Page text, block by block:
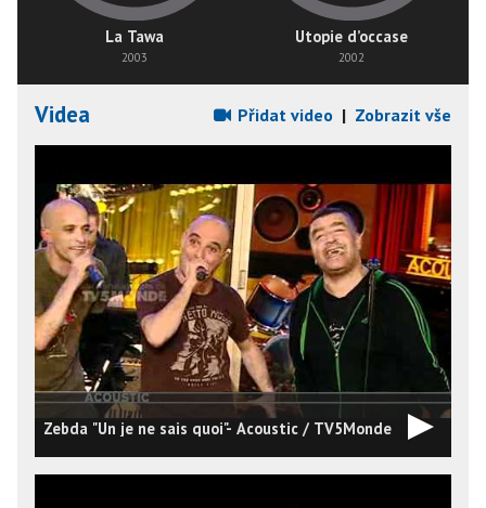
La Tawa
2003
Utopie d’occase
2002
Videa Přidat video | Zobrazit vše
Zebda "Un je ne sais quoi"- Acoustic / TV5Monde